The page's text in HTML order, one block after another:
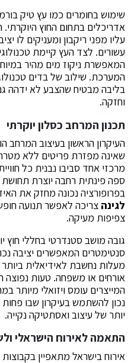
שימוש בחומרים כמו עץ טיק
אדריכלים בתחום החוץ
עליו מפני ריקבון ומעניקים לו
עשורים. לצד העץ קיימת
המאפשרת ניקוז מים מהיר
המערכת. שילוב של בדים
בליבה מבטיח שהצבע לא ידהה
וחזקה.
תכנון המרחב כסלון יוקרתי
העיקרון הראשון בעיצוב המרחב
שאינה מפזרת פריטים ללא
מרכזי אחד סביבו נבנית כל
ספה פינתית רחבה יוצרת
בפרופורציה נכונה מחזק את
לגינה צריכה לאפשר תנועה
צפיפות מעיקה.
גובה מושב סטנדרטי בחללי חוץ
סנטימטרים המאפשרים יציבה
מעלות נחשבת לאידיאלית
אורחים או משפחה. טעות נפוצה
המייצרים עומס ויזואלי מיותר
נכון להשתמש בעיקרון שבו פחות
יותר של עיצוב ואסתטיקה נקייה.
התאמה לאירוח הישראלי
אירוח בישראל מתאפיין